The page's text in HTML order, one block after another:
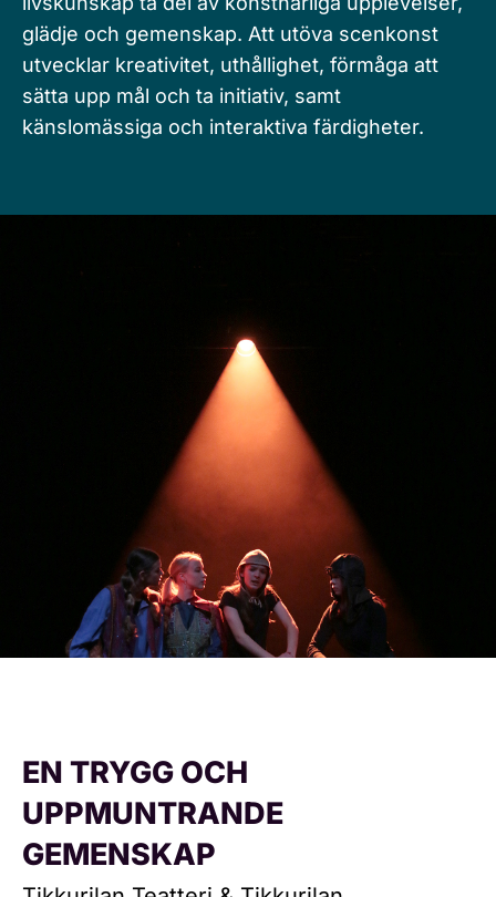
glädje och gemenskap. Att utöva scenkonst
utvecklar kreativitet, uthållighet, förmåga att
sätta upp mål och ta initiativ, samt
känslomässiga och interaktiva färdigheter.
EN TRYGG OCH
UPPMUNTRANDE
GEMENSKAP